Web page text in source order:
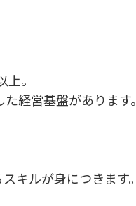
。
経営基盤があります。
キルが身につきます。